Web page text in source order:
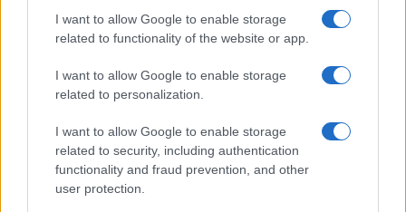
I want to allow Google to enable storage
related to functionality of the website or app.
I want to allow Google to enable storage
related to personalization.
I want to allow Google to enable storage
related to security, including authentication
functionality and fraud prevention, and other
user protection.
conosciuti personalmente, sono certamente più
validi degli attuali consulenti della Procura di
Pavia. Ciò per il semplice fatto di non aver mai
avuto il piacere di verificarne sul terreno le